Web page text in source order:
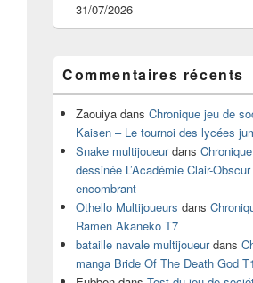
31/07/2026
Commentaires récents
Zaouiya dans Chronique jeu de
Kaisen – Le tournoi des lycées
Snake multijoueurdans
dessinée L’Académie Clair-
encombrant
Othello Multijoueurs dans
Ramen Akaneko T7
bataille navale multijoueurdans
manga Bride Of The Death God T1